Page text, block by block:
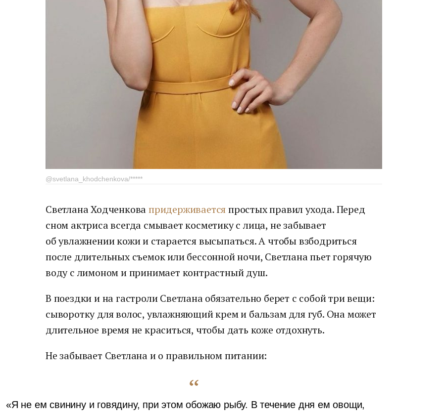
@svetlana_khodchenkova/*****
Светлана Ходченковапридерживаетсяпростых правил ухода. Перед
сном актриса всегда смывает косметику с лица, не забывает
об увлажнении кожи и старается высыпаться. А чтобы взбодриться
после длительных съемок или бессонной ночи, Светлана пьет горячую
воду с лимоном и принимает контрастный душ.
В поездки и на гастроли Светлана обязательно берет с собой три вещи:
сыворотку для волос, увлажняющий крем и бальзам для губ. Она может
длительное время не краситься, чтобы дать коже отдохнуть.
Не забывает Светлана и о правильном питании:
«Я не ем свинину и говядину, при этом обожаю рыбу. В течение дня ем овощи,